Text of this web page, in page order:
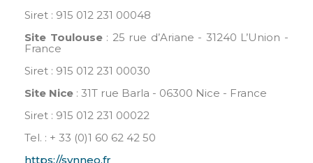
Siret : 915 012 231 00048
Site Toulouse: 25 rue d’Ariane - 31240 L’Union -
France
Siret : 915 012 231 00030
Site Nice : 31T rue Barla - 06300 Nice - France
Siret : 915 012 231 00022
Tel. : + 33 (0)1 60 62 42 50
https://synneo.fr